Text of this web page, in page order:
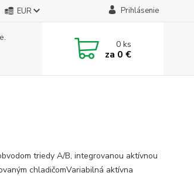
EUR Prihlásenie
0ks
za 0 €
triedy A/B, integrovanou aktívnou
chladičomVariabilná aktívna